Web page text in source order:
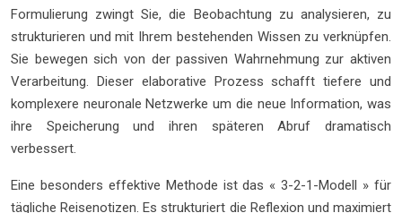
Formulierung zwingt Sie, die Beobachtung zu analysieren, zu
strukturieren und mit Ihrem bestehenden Wissen zu verknüpfen.
Sie bewegen sich von der passiven Wahrnehmung zur aktiven
Verarbeitung. Dieser elaborative Prozess schafft tiefere und
komplexere neuronale Netzwerke um die neue Information, was
ihre Speicherung und ihren späteren Abruf dramatisch
verbessert.
Eine besonders effektive Methode ist das « 3-2-1-Modell » für
tägliche Reisenotizen. Es strukturiert die Reflexion und maximiert